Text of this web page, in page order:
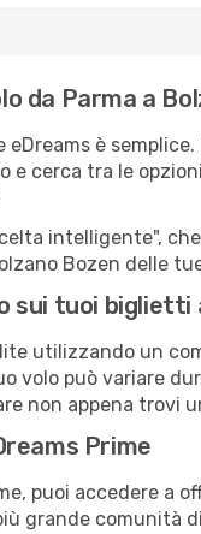
da Parma a
è
e cerca tra le
intelligente",
Bozen delle
sui tuoi biglietti
utilizzando un
volo può variare
non appena trovi
Prime
puoi accedere a
grande comunità